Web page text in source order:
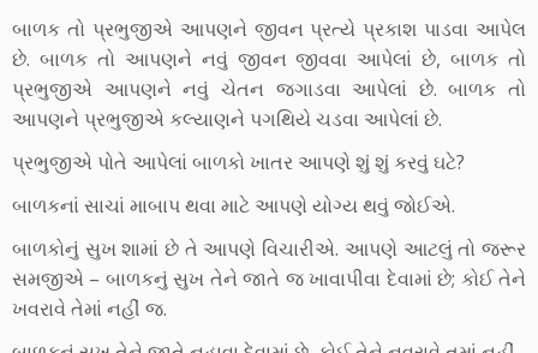
બાળક તો પ્રભુજીએ આપણને જીવન પ્રત્યે પ્રકાશ પાડવા આપેલ
છે. બાળક તો આપણને નવું જીવન જીવવા આપેલાં છે, બાળક તો
પ્રભુજીએ આપણને નવું ચેતન જગાડવા આપેલાં છે. બાળક તો
આપણને પ્રભુજીએ કલ્યાણને પગથિયે ચડવા આપેલાં છે.
પ્રભુજીએ પોતે આપેલાં બાળકો ખાતર આપણે શું શું કરવું ઘટે?
બાળકનાં સાચાં માબાપ થવા માટે આપણે યોગ્ય થવું જોઈએ.
બાળકોનું સુખ શામાં છે તે આપણે વિચારીએ. આપણે આટલું તો જરૂર
સમજીએ – બાળકનું સુખ તેને જાતે જ ખાવાપીવા દેવામાં છે; કોઈ તેને
ખવરાવે તેમાં નહીં જ.